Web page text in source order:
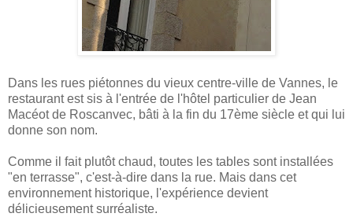
Dans les rues piétonnes du vieux centre-ville de Vannes, le
restaurant est sis à l'entrée de l'hôtel particulier de Jean
Macéot de Roscanvec, bâti à la fin du 17ème siècle et qui lui
donne son nom.
Comme il fait plutôt chaud, toutes les tables sont installées
"en terrasse", c'est-à-dire dans la rue. Mais dans cet
environnement historique, l'expérience devient
délicieusement surréaliste.